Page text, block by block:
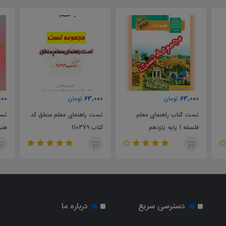
63,000 تومان
تست کتاب راهنمای معلم
فلسفه 1 پایه یازدهم
63,000 تومان
تست راهنمای معلم منطق کد
کتاب 110379
دسترسی سریع درباره ما